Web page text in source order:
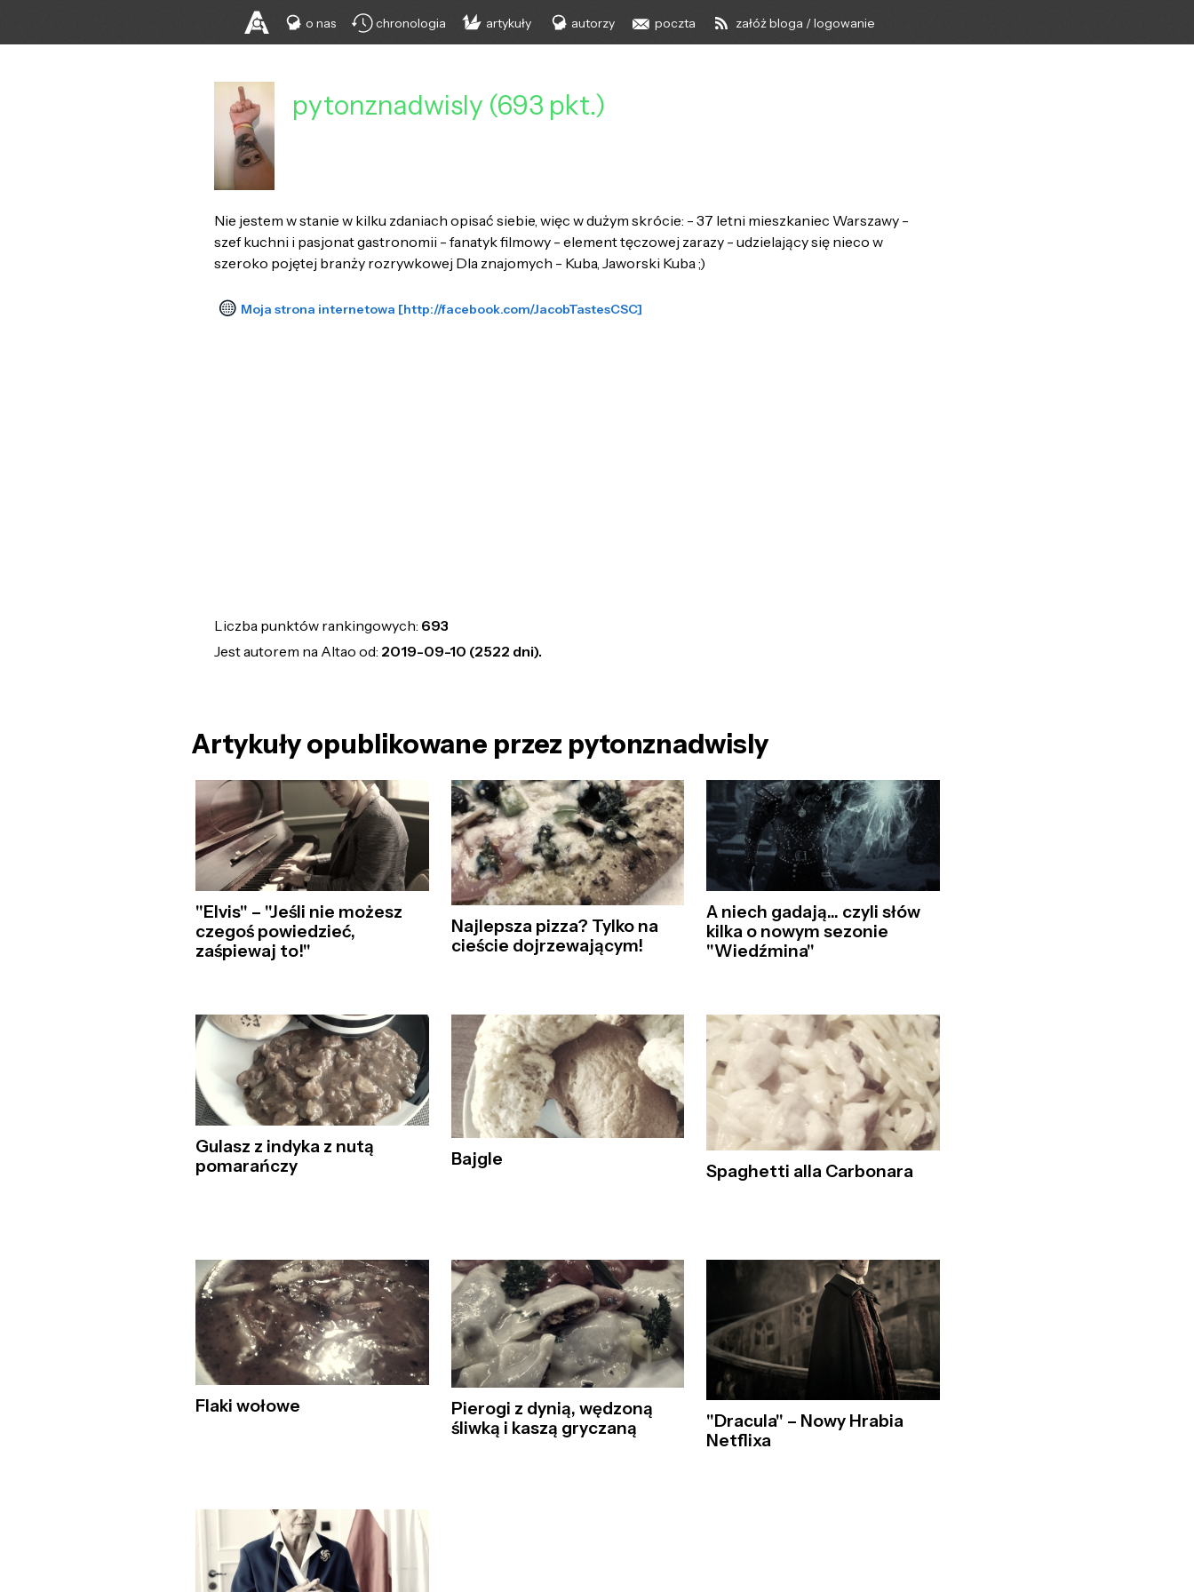
o nas chronologia artykuły autorzy poczta załóż bloga / logowanie
pytonznadwisly (693 pkt.)
Nie jestem w stanie w kilku zdaniach opisać siebie, więc w dużym skrócie: - 37 letni mieszkaniec Warszawy -
szef kuchni i pasjonat gastronomii - fanatyk filmowy - element tęczowej zarazy - udzielający się nieco w
szeroko pojętej branży rozrywkowej Dla znajomych - Kuba, Jaworski Kuba ;)
Moja strona internetowa [http://facebook.com/JacobTastesCSC]
Liczba punktów rankingowych: 693
Jest autorem na Altao od: 2019-09-10 (2522 dni).
Artykuły opublikowane przez pytonznadwisly
"Elvis" – "Jeśli nie możesz
czegoś powiedzieć,
zaśpiewaj to!"
Najlepsza pizza? Tylko na
cieście dojrzewającym!
A niech gadają... czyli słów
kilka o nowym sezonie
"Wiedźmina"
Gulasz z indyka z nutą
pomarańczy
Bajgle
Spaghetti alla Carbonara
Flaki wołowe
Pierogi z dynią, wędzoną
śliwką i kaszą gryczaną
"Dracula" – Nowy Hrabia
Netflixa